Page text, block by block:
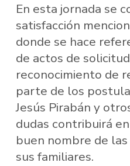
En esta jornada se
satisfacción
donde se hace
de actos de
reconocimiento de
parte de los
Jesús Pirabán y
dudas contribuirá
buen nombre de
sus familiares.